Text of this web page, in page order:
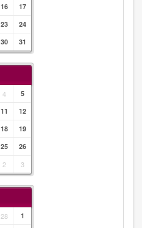
16
17
23
24
30 31
4
5
11
12
18
19
25
26
2 3
28
1